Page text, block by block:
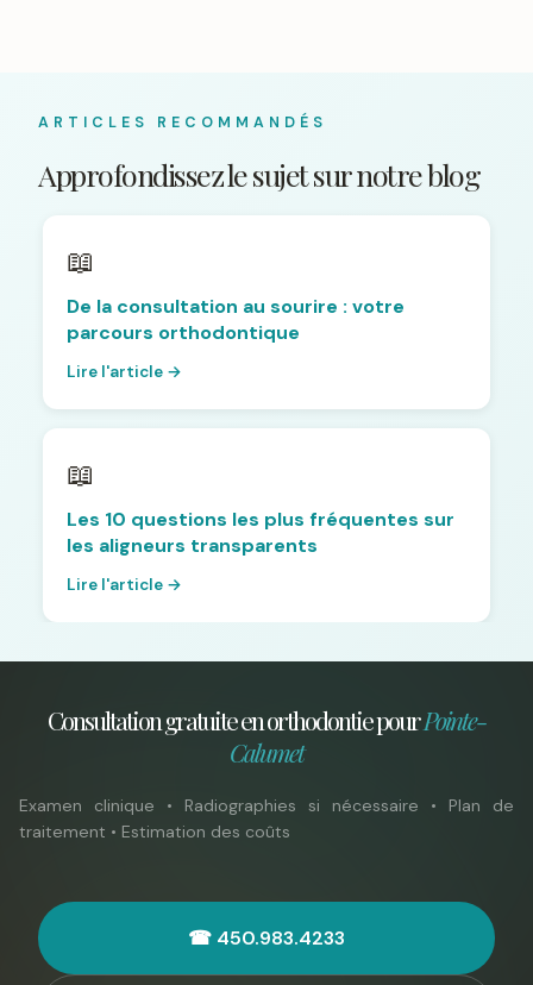
ARTICLES RECOMMANDÉS
Approfondissez le sujet sur notre blog
📖
De la consultation au sourire : votre
parcours orthodontique
Lire l'article →
📖
Les 10 questions les plus fréquentes sur
les aligneurs transparents
Lire l'article →
Consultation gratuite en orthodontie pourPointe-
Calumet
Examen clinique • Radiographies si nécessaire • Plan de
traitement • Estimation des coûts
☎ 450.983.4233